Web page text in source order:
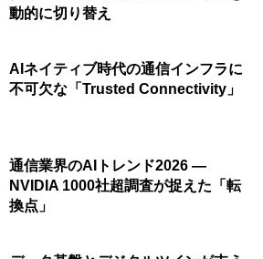
動的に切り替え
AIネイティブ時代の通信インフラに
不可欠な「Trusted Connectivity」
通信業界のAIトレンド2026 ―
NVIDIA 1000社超調査が捉えた「転
換点」